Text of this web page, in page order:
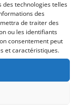
des technologies telles
des
de traiter des
ou les identifiants
consentement peut
et caractéristiques.
en cas de
utilisation
rechange,
offre une
système de
une sangle
fluide
du